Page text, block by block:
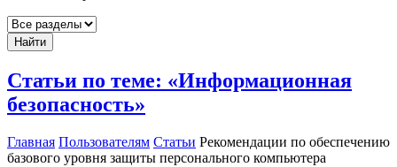
Найти
Статьи по теме: «Информационная
безопасность»
Главная Пользователям Статьи Рекомендации по обеспечению
базового уровня защиты персонального компьютера